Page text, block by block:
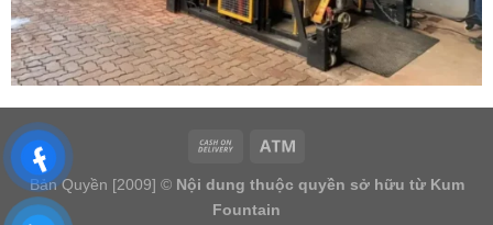
Bản Quyền [2009] © Nội dung thuộc quyền sở hữu từ Kum
Fountain